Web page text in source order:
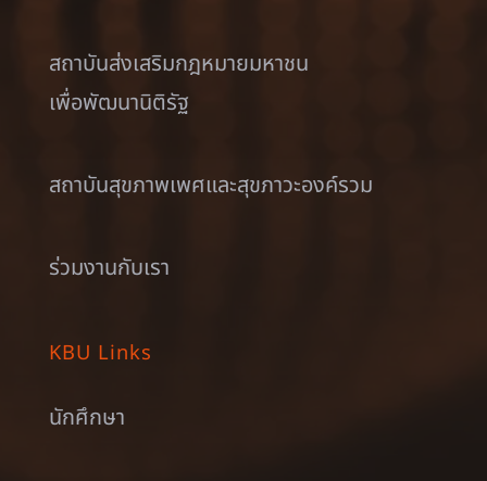
สถาบันส่งเสริมกฎหมายมหาชน
เพื่อพัฒนานิติรัฐ
สถาบันสุขภาพเพศและสุขภาวะองค์รวม
ร่วมงานกับเรา
KBU Links
นักศึกษา